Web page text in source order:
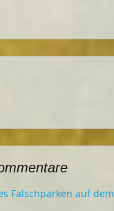
Falschparken auf dem